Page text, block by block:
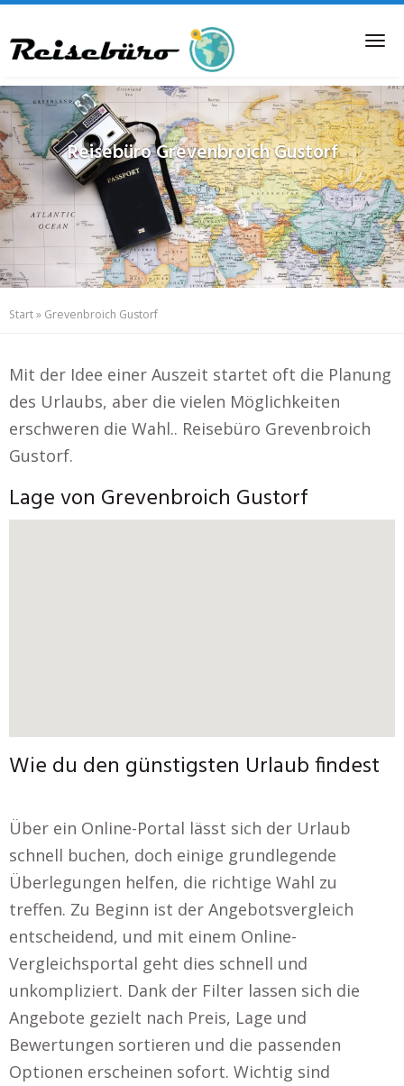
to
main
content
ReisebüroGrevenbroich Gustorf
Start» Grevenbroich Gustorf
Mit der Idee einer Auszeit startet oft die Planung
des Urlaubs, aber die vielen Möglichkeiten
erschweren die Wahl.. Reisebüro Grevenbroich
Gustorf.
Lage von Grevenbroich Gustorf
Wie du den günstigsten Urlaub findest
Über ein Online-Portal lässt sich der Urlaub
schnell buchen, doch einige grundlegende
Überlegungen helfen, die richtige Wahl zu
treffen. Zu Beginn ist der Angebotsvergleich
entscheidend, und mit einem Online-
Vergleichsportal geht dies schnell und
unkompliziert. Dank der Filter lassen sich die
Angebote gezielt nach Preis, Lage und
Bewertungen sortieren und die passenden
Optionen erscheinen sofort. Wichtig sind